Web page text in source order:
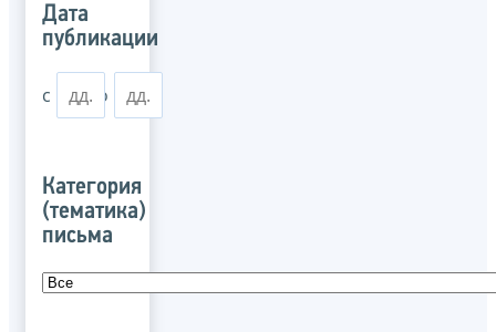
Дата
публикации
с по
Категория
(тематика)
письма